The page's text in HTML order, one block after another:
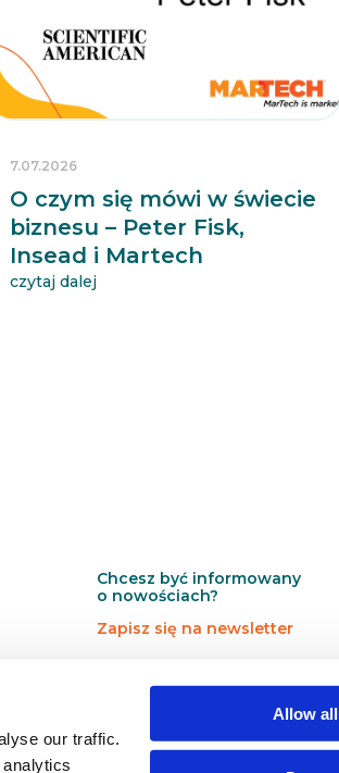
our traffic.
Allow all
O czym się mówi w świecie
biznesu – Peter Fisk,
Insead i Martech
7.07.2026
czytaj dalej
Chcesz być informowany
o nowościach?
Zapisz się na newsletter
s
Newsletter